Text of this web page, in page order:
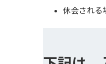
休会される